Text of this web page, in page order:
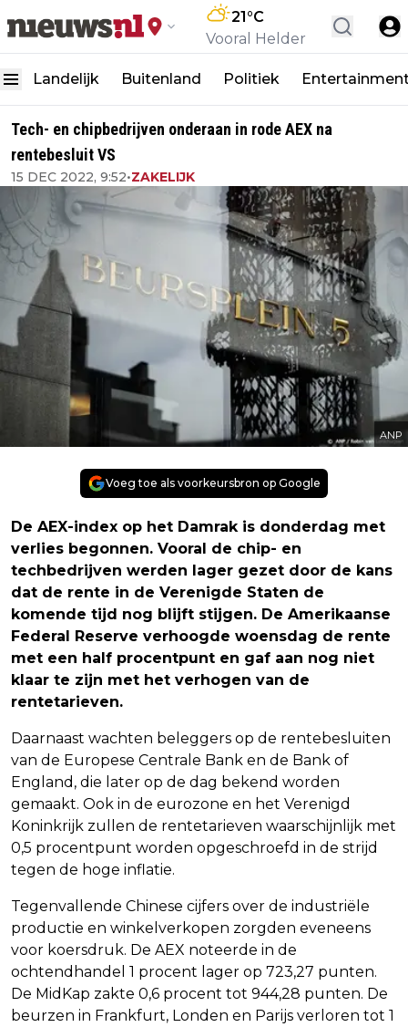
21°C
Vooral Helder
Landelijk Buitenland Politiek
Tech- en chipbedrijven onderaan in rode AEX na
rentebesluit VS
15 DEC 2022, 9:52•ZAKELIJK
ANP
Voeg toe als voorkeursbron op Google
De AEX-index op het Damrak is donderdag met
verlies begonnen. Vooral de chip- en
techbedrijven werden lager gezet door de kans
dat de rente in de Verenigde Staten de
komende tijd nog blijft stijgen. De Amerikaanse
Federal Reserve verhoogde woensdag de rente
met een half procentpunt en gaf aan nog niet
klaar te zijn met het verhogen van de
rentetarieven.
Daarnaast wachten beleggers op de rentebesluiten
van de Europese Centrale Bank en de Bank of
England, die later op de dag bekend worden
gemaakt. Ook in de eurozone en het Verenigd
Koninkrijk zullen de rentetarieven waarschijnlijk met
0,5 procentpunt worden opgeschroefd in de strijd
tegen de hoge inflatie.
Tegenvallende Chinese cijfers over de industriële
productie en winkelverkopen zorgden eveneens
voor koersdruk. De AEX noteerde in de
ochtendhandel 1 procent lager op 723,27 punten.
De MidKap zakte 0,6 procent tot 944,28 punten. De
beurzen in Frankfurt, Londen en Parijs verloren tot 1